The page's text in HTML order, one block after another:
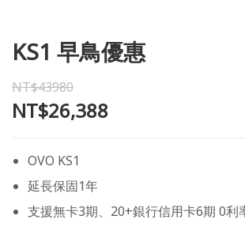
KS1 早鳥優惠
NT$43980
NT$26,388
OVO KS1
延長保固1年
支援無卡3期、20+銀行信用卡6期 0利